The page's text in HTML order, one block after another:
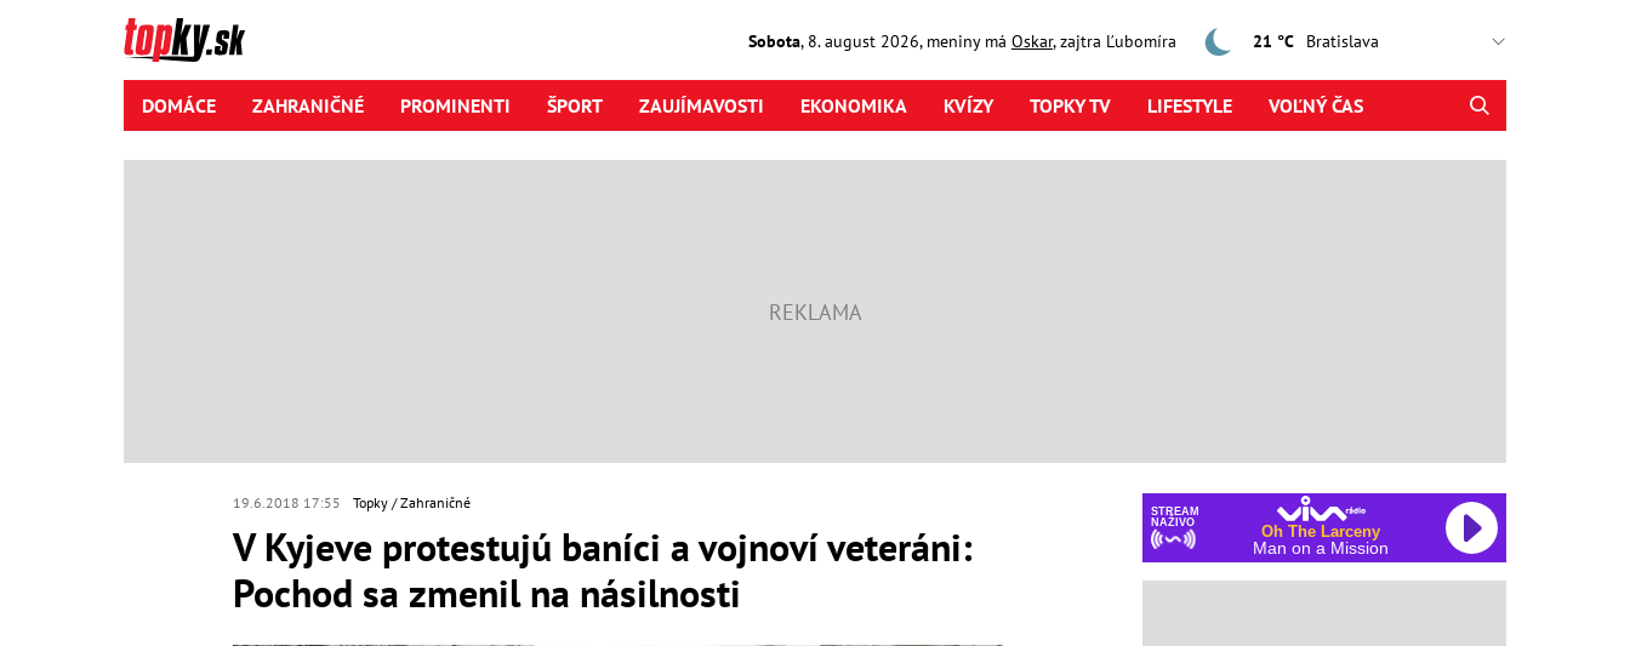
Sobota, 8. august2026, meniny má Oskar, zajtra Ľubomíra 21 °C
DOMÁCE ZAHRANIČNÉ PROMINENTI ŠPORT ZAUJÍMAVOSTI EKONOMIKA KVÍZY TOPKY TV LIFESTYLE VOĽNÝ ČAS
19.6.2018 17:55 Topky Zahraničné
V Kyjeve protestujú baníci a vojnoví veteráni:
Pochod sa zmenil na násilnosti
STREAM
NAŽIVO
Oh The Larceny
Man on a Mission